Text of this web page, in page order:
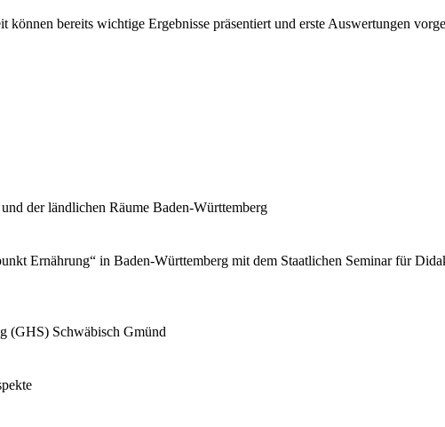
können bereits wichtige Ergebnisse präsentiert und erste Auswertungen
der ländlichen Räume Baden-Württemberg
Ernährung“ in Baden-Württemberg mit dem Staatlichen Seminar für
(GHS) Schwäbisch Gmünd